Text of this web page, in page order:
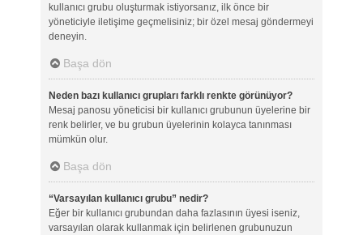
kullanıcı grubu oluşturmak istiyorsanız, ilk önce bir
yöneticiyle iletişime geçmelisiniz; bir özel mesaj göndermeyi
deneyin.
Başa dön
Neden bazı kullanıcı grupları farklı renkte görünüyor?
Mesaj panosu yöneticisi bir kullanıcı grubunun üyelerine bir
renk belirler, ve bu grubun üyelerinin kolayca tanınması
mümkün olur.
Başa dön
“Varsayılan kullanıcı grubu” nedir?
Eğer bir kullanıcı grubundan daha fazlasının üyesi iseniz,
varsayılan olarak kullanmak için belirlenen grubunuzun